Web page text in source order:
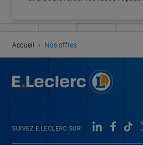
Accueil › Nos offres
SUIVEZ E.LECLERC SUR